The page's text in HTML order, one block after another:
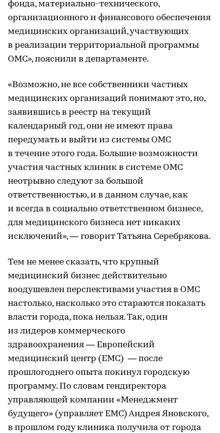
фонда, материально-технического,
организационного и финансового обеспечения
медицинских организаций, участвующих
в реализации территориальной программы
ОМС», пояснили в департаменте.
«Возможно, не все собственники частных
медицинских организаций понимают это, но,
заявившись в реестр на текущий
календарный год, они не имеют права
передумать и выйти из системы ОМС
в течение этого года. Большие возможности
участия частных клиник в системе ОМС
неотрывно следуют за большой
ответственностью, и в данном случае, как
и всегда в социально ответственном бизнесе,
для медицинского бизнеса нет никаких
исключений», — говорит Татьяна Серебрякова.
Тем не менее сказать, что крупный
медицинский бизнес действительно
воодушевлен перспективами участия в ОМС
настолько, насколько это стараются показать
власти города, пока нельзя. Так, один
из лидеров коммерческого
здравоохранения — Европейский
медицинский центр (ЕМС) — после
прошлогоднего опыта покинул городскую
программу. По словам гендиректора
управляющей компании «Менеджмент
будущего» (управляет EMC) Андрея Яновского,
в прошлом году клиника получила от города